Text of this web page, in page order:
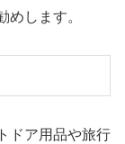
めします。
ドア用品や旅行